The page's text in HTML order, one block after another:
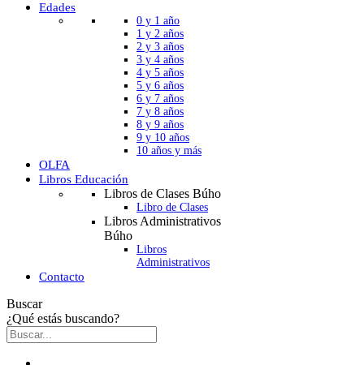
Edades
0 y 1 año
1 y 2 años
2 y 3 años
3 y 4 años
4 y 5 años
5 y 6 años
6 y 7 años
7 y 8 años
8 y 9 años
9 y 10 años
10 años y más
OLFA
Libros Educación
Libros de Clases Búho
Libro de Clases
Libros Administrativos
Búho
Libros
Administrativos
Contacto
Buscar
¿Qué estás buscando?